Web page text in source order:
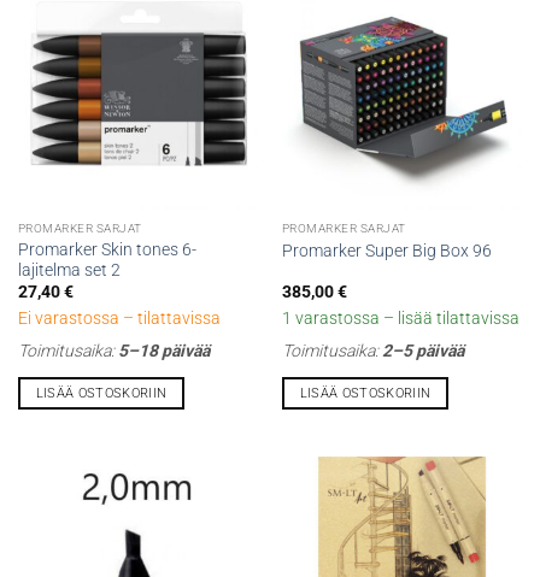
PROMARKER SARJAT
Promarker Skin tones 6-
lajitelma set 2
27,40€
Ei varastossa – tilattavissa
Toimitusaika:5–18 päivää
LISÄÄ OSTOSKORIIN
PROMARKER SARJAT
Promarker Super Big Box 96
385,00€
1 varastossa – lisää tilattavissa
Toimitusaika:2–5 päivää
LISÄÄ OSTOSKORIIN